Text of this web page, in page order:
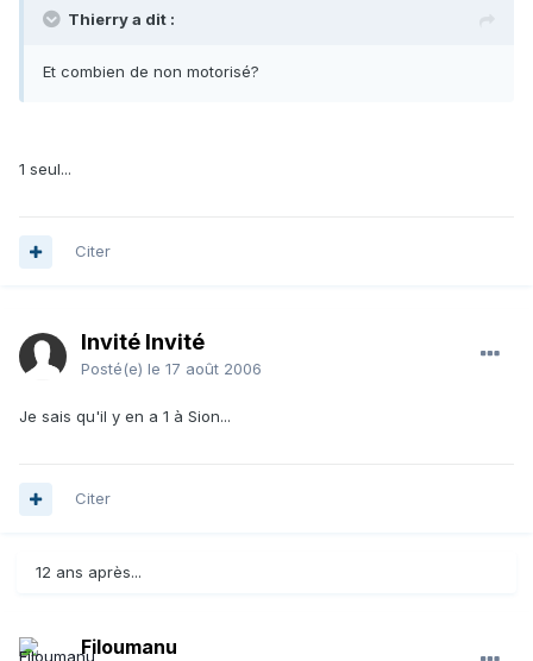
Thierry a dit :
Et combien de non motorisé?
1 seul...
Citer
Invité Invité
Posté(e) le 17 août 2006
Je sais qu'il y en a 1 à Sion...
Citer
12 ans après...
Filoumanu